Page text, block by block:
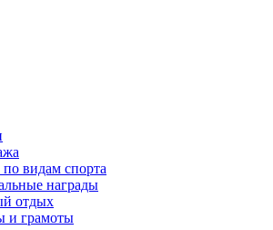
видам спорта
награды
отдых
и грамоты